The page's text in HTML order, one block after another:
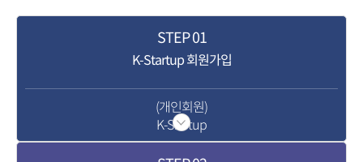
STEP01
K-Startup 회원가입
(개인회원)
K-Startup